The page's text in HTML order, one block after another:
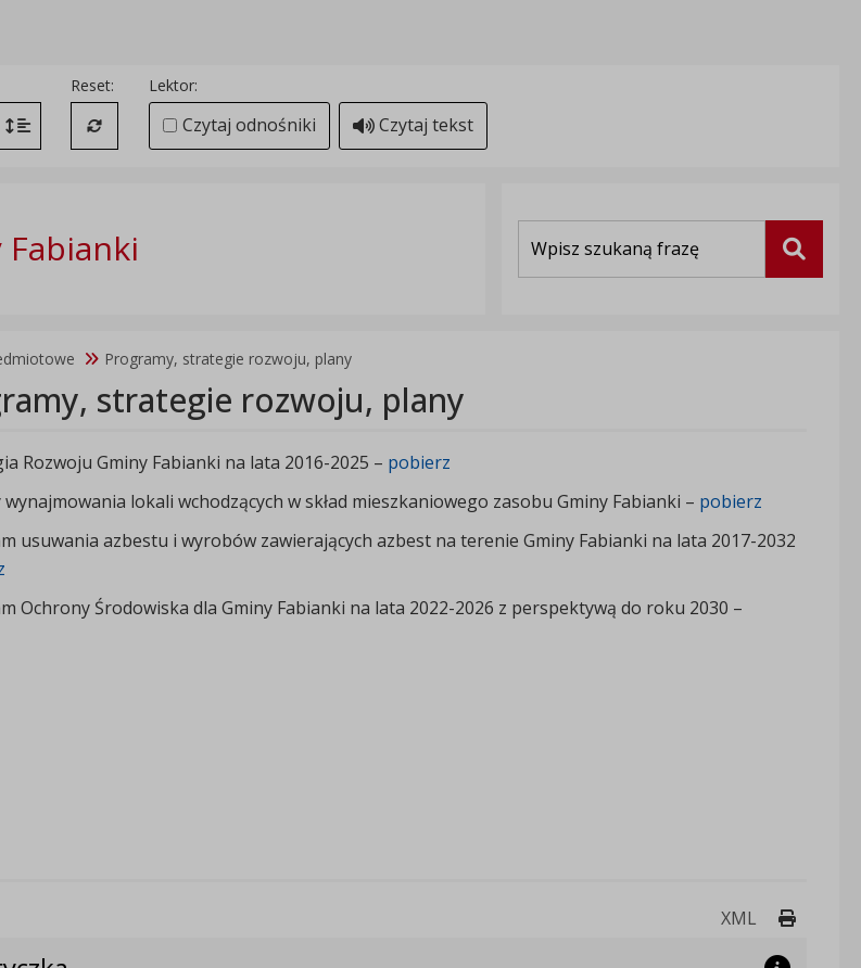
odstęp między literami
Zmień interlinię i margines między paragrafami
Reset:
Przywróć ustawienia domyślne
Lektor:
Czytaj odnośniki Czytaj tekst
Szukaj
Programy, strategie rozwoju, plany
strategie rozwoju, plany
Rozwoju Gminy Fabianki na lata 2016-2025 – pobierz
wynajmowania lokali wchodzących w skład mieszkaniowego zasobu Gminy Fabianki – pobierz
usuwania azbestu i wyrobów zawierających azbest na terenie Gminy Fabianki na lata 2017-2032
Ochrony Środowiska dla Gminy Fabianki na lata 2022-2026 z perspektywą do roku 2030 –
XML Drukuj